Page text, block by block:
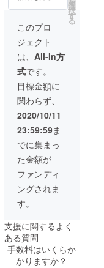
験者に限りま
す） 後日、メー
ルにてご参加い
ただく日程、ク
ラスなどの調整
をいたしますの
で、必ずメール
アドレスをご入
力ください。
選
択
す
る
このプロ
ジェクト
は、 All-In方
式です。
目標金額に
関わらず、
2020/10/11
23:59:59ま
でに集まっ
た金額が
ファンディ
ングされま
す。
支援に関するよく
ある質問
手数料はいくらか
かりますか？